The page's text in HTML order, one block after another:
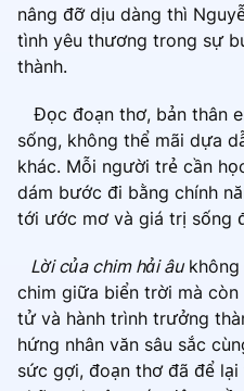
nâng đỡ dịu dàng thì
tình yêu thương trong sự
thành.
Đọc đoạn thơ, bản thân
sống, không thể mãi dựa
khác. Mỗi người trẻ cần
dám bước đi bằng chính
tới ước mơ và giá trị sống
Lời của chim hải âukhông
chim giữa biển trời mà
tử và hành trình trưởng
hứng nhân văn sâu sắc
sức gợi, đoạn thơ đã để